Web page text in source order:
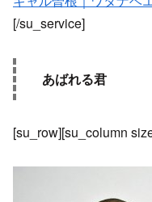
[/su_service]
あばれる君
[su_row][su_column